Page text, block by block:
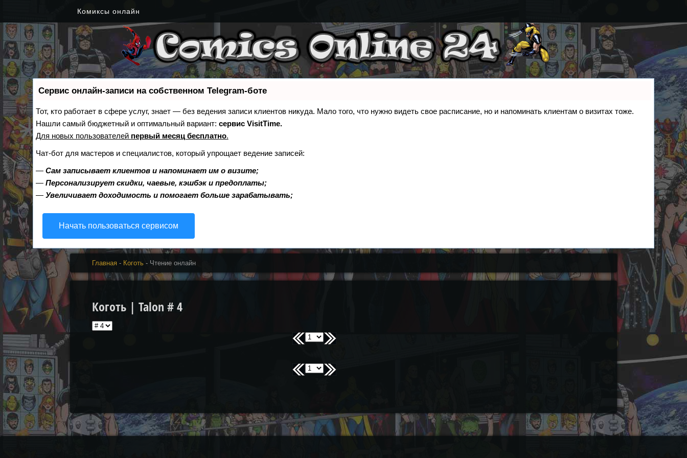
Комиксы онлайн
Сервис онлайн-записи на собственном Telegram-боте
Тот, кто работает в сфере услуг, знает — без ведения записи клиентов никуда. Мало того, что нужно видеть свое расписание, но и напоминать клиентам о визитах тоже.
Нашли самый бюджетный и оптимальный вариант: сервис VisitTime.
Для новых пользователей первый месяц бесплатно.
Чат-бот для мастеров и специалистов, который упрощает ведение записей:
— Сам записывает клиентов и напоминает им о визите;
— Персонализирует скидки, чаевые, кэшбэк и предоплаты;
— Увеличивает доходимость и помогает больше зарабатывать;
Начать пользоваться сервисом
Главная- Коготь- Чтение онлайн
Коготь | Talon # 4